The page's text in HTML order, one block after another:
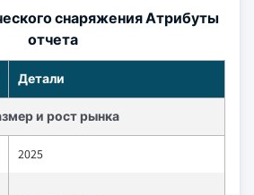
снаряжения Атрибуты
отчета
Детали
и рост рынка
2025